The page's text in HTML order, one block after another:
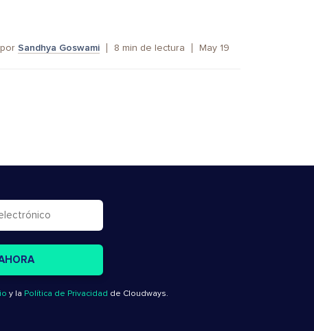
por Sandhya Goswami 8 min de lectura May 19
y la Política de Privacidad de Cloudways.